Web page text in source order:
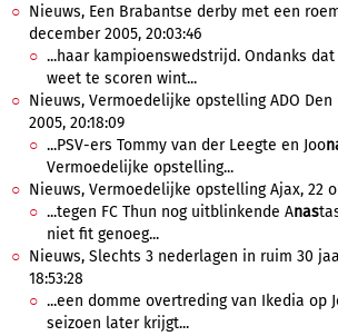
Nieuws, Een Brabantse derby met een
december 2005, 20:03:46
...haar kampioenswedstrijd. Ondanks dat
weet te scoren wint...
Nieuws, Vermoedelijke opstelling ADO Den
2005, 20:18:09
...PSV-ers Tommy van der Leegte en Joo
Vermoedelijke opstelling...
Nieuws, Vermoedelijke opstelling Ajax, 22
...tegen FC Thun nog uitblinkende Anas
niet fit genoeg...
Nieuws, Slechts 3 nederlagen in ruim 30
18:53:28
...een domme overtreding van Ikedia op
seizoen later krijgt...